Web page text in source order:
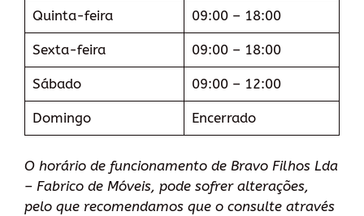
Quinta-feira 09:00 – 18:00
Sexta-feira 09:00 – 18:00
Sábado 09:00 – 12:00
Domingo Encerrado
O horário de funcionamento de Bravo Filhos Lda
– Fabrico de Móveis, pode sofrer alterações,
pelo que recomendamos que o consulte através